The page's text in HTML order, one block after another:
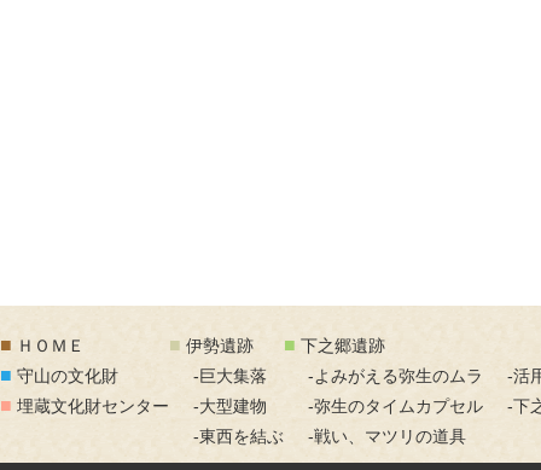
■ ＨＯＭＥ
■ 守山の文化財
■ 埋蔵文化財センター
■ 伊勢遺跡
-巨大集落
-大型建物
-東西を結ぶ
■ 下之郷遺跡
-よみがえる弥生のムラ
-弥生のタイムカプセル
-戦い、マツリの道具
-活
-下